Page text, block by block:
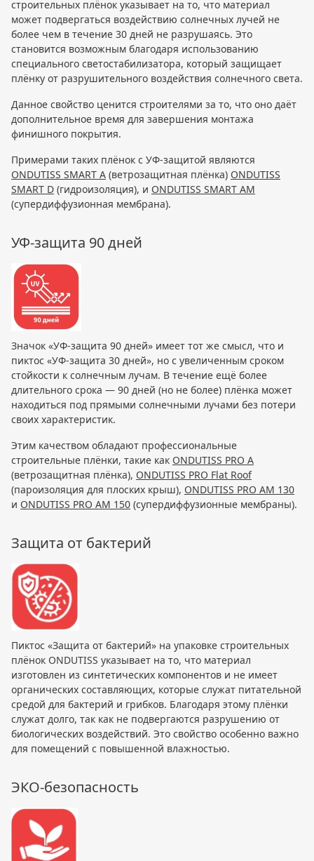
строительных плёнок указывает на то, что материал
может подвергаться воздействию солнечных лучей не
более чем в течение 30 дней не разрушаясь. Это
становится возможным благодаря использованию
специального светостабилизатора, который защищает
плёнку от разрушительного воздействия солнечного света.
Данное свойство ценится строителями за то, что оно даёт
дополнительное время для завершения монтажа
финишного покрытия.
Примерами таких плёнок с УФ-защитой являются
ONDUTISS SMART A (ветрозащитная плёнка) ONDUTISS
SMART D (гидроизоляция), и ONDUTISS SMART AM
(супердиффузионная мембрана).
УФ-защита 90 дней
Значок «УФ-защита 90 дней» имеет тот же смысл, что и
пиктос «УФ-защита 30 дней», но с увеличенным сроком
стойкости к солнечным лучам. В течение ещё более
длительного срока — 90 дней (но не более) плёнка может
находиться под прямыми солнечными лучами без потери
своих характеристик.
Этим качеством обладают профессиональные
строительные плёнки, такие как ONDUTISS PRO A
(ветрозащитная плёнка), ONDUTISS PRO Flat Roof
(пароизоляция для плоских крыш), ONDUTISS PRO AM 130
и ONDUTISS PRO AM 150 (супердиффузионные мембраны).
Защита от бактерий
Пиктос «Защита от бактерий» на упаковке строительных
плёнок ONDUTISS указывает на то, что материал
изготовлен из синтетических компонентов и не имеет
органических составляющих, которые служат питательной
средой для бактерий и грибков. Благодаря этому плёнки
служат долго, так как не подвергаются разрушению от
биологических воздействий. Это свойство особенно важно
для помещений с повышенной влажностью.
ЭКО-безопасность